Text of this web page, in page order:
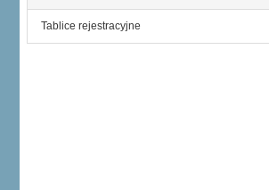
Tablice rejestracyjne